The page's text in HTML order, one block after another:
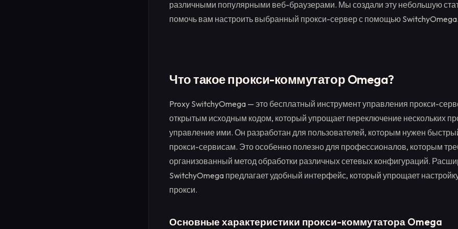
различными популярными веб-браузерами. Мы создали эту небольшую
помочь вам настроить выбранный прокси-сервер с помощью SwitchyOmega.
Что такое прокси-коммутатор Omega?
Proxy SwitchyOmega — это бесплатный инструмент управления прокси-
открытым исходным кодом, который упрощает переключение нескольких
управление ими. Он разработан для пользователей, которым нужен
прокси-сервисам. Это особенно полезно для профессионалов, которым
организованный метод обработки различных сетевых конфигураций.
SwitchyOmega предлагает удобный интерфейс, который упрощает
прокси.
Основные характеристики прокси-коммутатора Omega